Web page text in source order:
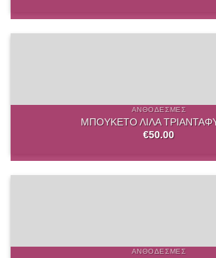
ΑΝΘΟΔΈΣΜΕΣ
ΜΠΟΥΚΕΤΟ ΛΙΛΑ
€50.00
ΑΝΘΟΔΈΣΜΕΣ